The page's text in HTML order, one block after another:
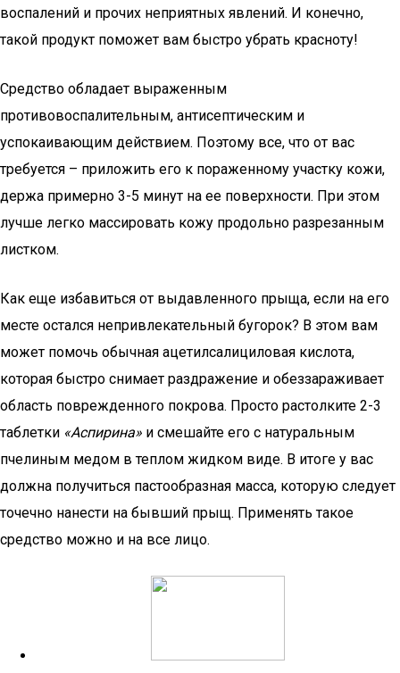
воспалений и прочих неприятных явлений. И конечно,
такой продукт поможет вам быстро убрать красноту!
Средство обладает выраженным
противовоспалительным, антисептическим и
успокаивающим действием. Поэтому все, что от вас
требуется – приложить его к пораженному участку кожи,
держа примерно 3-5 минут на ее поверхности. При этом
лучше легко массировать кожу продольно разрезанным
листком.
Как еще избавиться от выдавленного прыща, если на его
месте остался непривлекательный бугорок? В этом вам
может помочь обычная ацетилсалициловая кислота,
которая быстро снимает раздражение и обеззараживает
область поврежденного покрова. Просто растолките 2-3
таблетки «Аспирина» и смешайте его с натуральным
пчелиным медом в теплом жидком виде. В итоге у вас
должна получиться пастообразная масса, которую следует
точечно нанести на бывший прыщ. Применять такое
средство можно и на все лицо.